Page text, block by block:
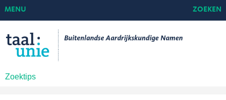
Zoektips
MENU ZOEKEN